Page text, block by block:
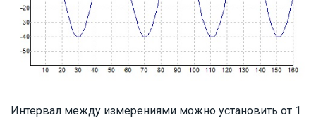
Интервал между измерениями можно установить от 1